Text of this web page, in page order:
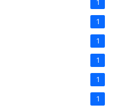
1
1
1
1
1
1